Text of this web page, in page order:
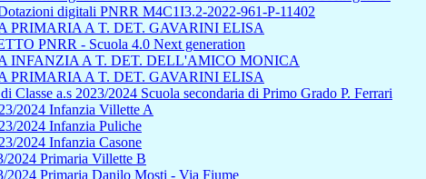
digitali PNRR M4C1I3.2-2022-961-P-11402
A T. DET. GAVARINI ELISA
PNRR - Scuola 4.0 Next generation
INFANZIA A T. DET. DELL'AMICO MONICA
A T. DET. GAVARINI ELISA
Classe a.s 2023/2024 Scuola secondaria di Primo Grado P. Ferrari
2024 Infanzia Villette A
2024 Infanzia Puliche
2024 Infanzia Casone
2024 Primaria Villette B
2024 Primaria Danilo Mosti - Via Fiume